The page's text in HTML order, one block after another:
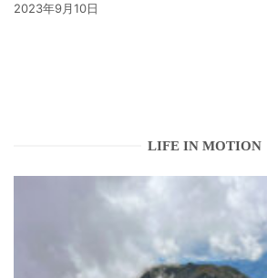
2023年9月10日
LIFE IN MOTION